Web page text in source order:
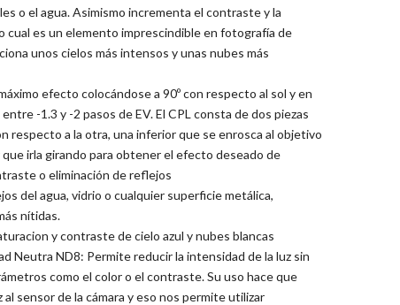
o el agua. Asimismo incrementa el contraste y la
cual es un elemento imprescindible en fotografía de
unos cielos más intensos y unas nubes más
efecto colocándose a 90º con respecto al sol y en
-1.3 y -2 pasos de EV. El CPL consta de dos piezas
respecto a la otra, una inferior que se enrosca al objetivo
que irla girando para obtener el efecto deseado de
o eliminación de reflejos
del agua, vidrio o cualquier superficie metálica,
nítidas.
y contraste de cielo azul y nubes blancas
Neutra ND8: Permite reducir la intensidad de la luz sin
como el color o el contraste. Su uso hace que
al sensor de la cámara y eso nos permite utilizar